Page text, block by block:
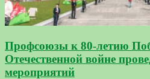
Профсоюзы к 80-летию
Отечественной войне
мероприятий